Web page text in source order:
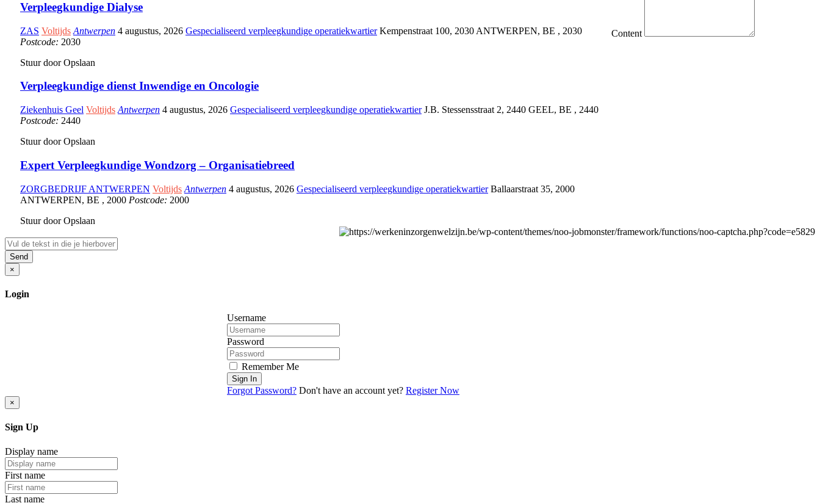
Verpleegkundige Dialyse
ZAS Voltijds Antwerpen 4 augustus, 2026 Gespecialiseerd verpleegkundige operatiekwartier Kempenstraat 100, 2030 ANTWERPEN, BE , 2030
Postcode: 2030
Stuur door Opslaan
Verpleegkundige dienst Inwendige en Oncologie
Ziekenhuis Geel Voltijds Antwerpen 4 augustus, 2026 Gespecialiseerd verpleegkundige operatiekwartier J.B. Stessensstraat 2, 2440 GEEL, BE , 2440
Postcode: 2440
Stuur door Opslaan
Expert Verpleegkundige Wondzorg – Organisatiebreed
ZORGBEDRIJF ANTWERPEN Voltijds Antwerpen 4 augustus, 2026 Gespecialiseerd verpleegkundige operatiekwartier Ballaarstraat 35, 2000
ANTWERPEN, BE , 2000 Postcode: 2000
Stuur door Opslaan
Content
Send
×
Login
Username
Password
Remember Me
Sign In
Forgot Password? Don't have an account yet? Register Now
×
Sign Up
Display name
First name
Last name